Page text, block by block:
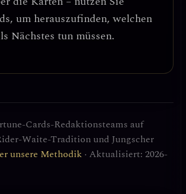
um herauszufinden, welchen
Nächstes tun müssen.
Cards-Redaktionsteams auf
Waite-Tradition und Jungscher
unsere Methodik · Aktualisiert: 2026-